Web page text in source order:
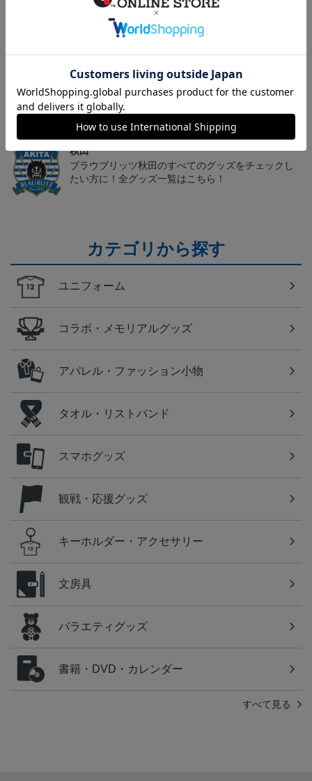
愛するクラブのアパレル・ファッション小物もチェ
秋田
こだわりのデザインに注目！タオルマフラーは応援
の必須アイテム！
秋田
ブラウブリッツ秋田のすべてのグッズをチェックし
たい方に！全グッズ一覧はこちら！
カテゴリから探す
ユニフォーム
コラボ・メモリアルグッズ
アパレル・ファッション小物
タオル・リストバンド
スマホグッズ
観戦・応援グッズ
キーホルダー・アクセサリー
文房具
バラエティグッズ
書籍・DVD・カレンダー
すべて見る